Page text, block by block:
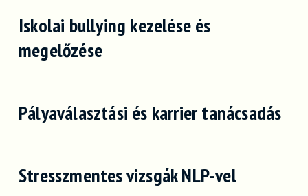
Iskolai bullying kezelése és
megelőzése
Pályaválasztási és karrier tanácsadás
Stresszmentes vizsgák NLP-vel